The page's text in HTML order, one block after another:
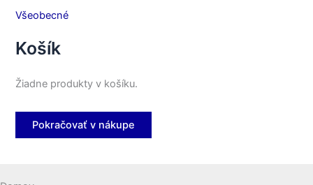
Všeobecné
Košík
Žiadne produkty v košíku.
Pokračovať v nákupe